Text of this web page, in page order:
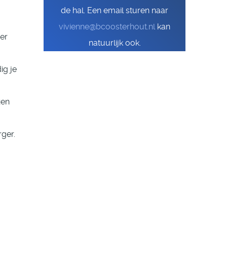
je
de hal. Een email sturen naar
vivienne@bcoosterhout.nlkan
natuurlijk ook.